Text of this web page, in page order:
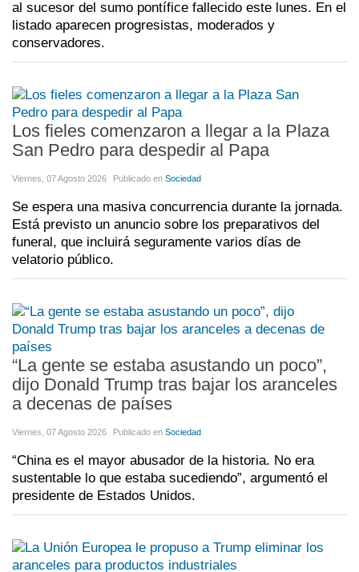
al sucesor del sumo pontífice fallecido este lunes. En el
listado aparecen progresistas, moderados y
conservadores.
Los fieles comenzaron a llegar a la Plaza
San Pedro para despedir al Papa
Viernes, 07 Agosto 2026 Publicado en Sociedad
Se espera una masiva concurrencia durante la jornada.
Está previsto un anuncio sobre los preparativos del
funeral, que incluirá seguramente varios días de
velatorio público.
“La gente se estaba asustando un poco”,
dijo Donald Trump tras bajar los aranceles
a decenas de países
Viernes, 07 Agosto 2026 Publicado en Sociedad
“China es el mayor abusador de la historia. No era
sustentable lo que estaba sucediendo”, argumentó el
presidente de Estados Unidos.